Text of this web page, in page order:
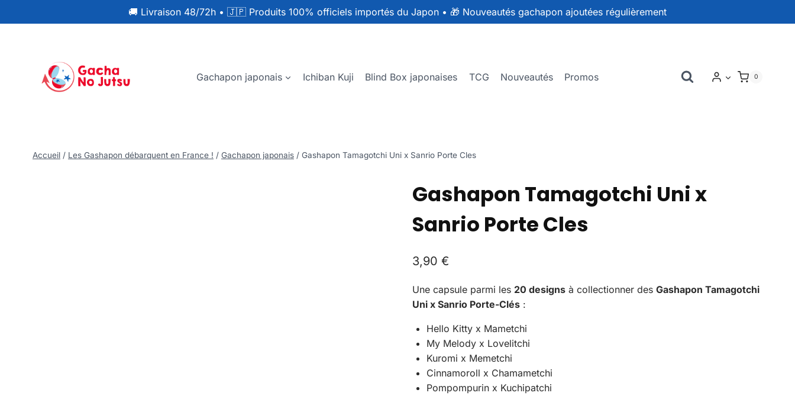
🚚 Livraison 48/72h • 🇯🇵 Produits 100% officiels importés du Japon • 🎁 Nouveautés gachapon ajoutées régulièrement
Gachapon japonais Ichiban Kuji Blind Box japonaises TCG Nouveautés Promos 0
Accueil / Les Gashapon débarquent en France ! / Gachapon japonais / Gashapon Tamagotchi Uni x Sanrio Porte Cles
Gashapon Tamagotchi Uni x
Sanrio Porte Cles
3,90 €
Une capsule parmi les 20 designsà collectionner des Gashapon Tamagotchi
Uni x Sanrio Porte-Clés:
Hello Kitty x Mametchi
My Melody x Lovelitchi
Kuromi x Memetchi
Cinnamoroll x Chamametchi
Pompompurin x Kuchipatchi